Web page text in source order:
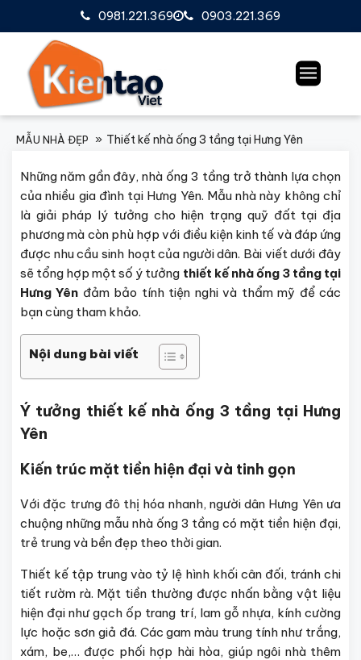
0903.221.369
0981.221.369
MẪU NHÀ ĐẸP Thiết kế nhà ống 3 tầng tại Hưng Yên
Những năm gần đây, nhà ống 3 tầng trở thành lựa chọn
của nhiều gia đình tại Hưng Yên. Mẫu nhà này không chỉ
là giải pháp lý tưởng cho hiện trạng quỹ đất tại địa
phương mà còn phù hợp với điều kiện kinh tế và đáp ứng
được nhu cầu sinh hoạt của người dân. Bài viết dưới đây
sẽ tổng hợp một số ý tưởng thiết kế nhà ống 3 tầng tại
Hưng Yên đảm bảo tính tiện nghi và thẩm mỹ để các
bạn cùng tham khảo.
Nội dung bài viết
Ý tưởng thiết kế nhà ống 3 tầng tại Hưng
Yên
Kiến trúc mặt tiền hiện đại và tinh gọn
Với đặc trưng đô thị hóa nhanh, người dân Hưng Yên ưa
chuộng những mẫu nhà ống 3 tầng có mặt tiền hiện đại,
trẻ trung và bền đẹp theo thời gian.
Thiết kế tập trung vào tỷ lệ hình khối cân đối, tránh chi
tiết rườm rà. Mặt tiền thường được nhấn bằng vật liệu
hiện đại như gạch ốp trang trí, lam gỗ nhựa, kính cường
lực hoặc sơn giả đá. Các gam màu trung tính như trắng,
xám, be,… được phối hợp hài hòa, giúp ngôi nhà thêm